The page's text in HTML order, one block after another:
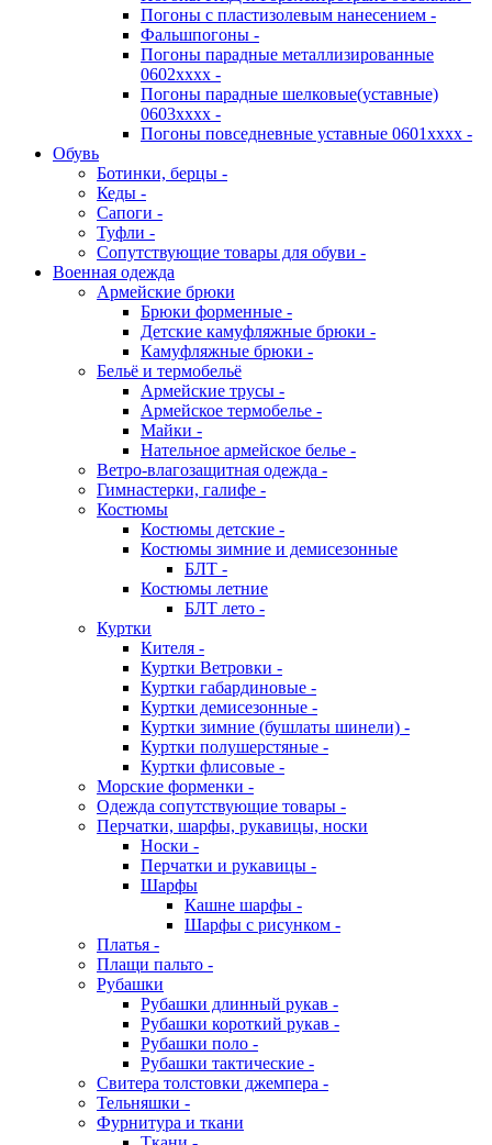
Погоны с пластизолевым нанесением -
Фальшпогоны -
Погоны парадные металлизированные
0602хххх -
Погоны парадные шелковые(уставные)
0603хххх -
Погоны повседневные уставные 0601хххх -
Обувь
Ботинки, берцы -
Кеды -
Сапоги -
Туфли -
Сопутствующие товары для обуви -
Военная одежда
Армейские брюки
Брюки форменные -
Детские камуфляжные брюки -
Камуфляжные брюки -
Бельё и термобельё
Армейские трусы -
Армейское термобелье -
Майки -
Нательное армейское белье -
Ветро-влагозащитная одежда -
Гимнастерки, галифе -
Костюмы
Костюмы детские -
Костюмы зимние и демисезонные
БЛТ -
Костюмы летние
БЛТ лето -
Куртки
Кителя -
Куртки Ветровки -
Куртки габардиновые -
Куртки демисезонные -
Куртки зимние (бушлаты шинели) -
Куртки полушерстяные -
Куртки флисовые -
Морские форменки -
Одежда сопутствующие товары -
Перчатки, шарфы, рукавицы, носки
Носки -
Перчатки и рукавицы -
Шарфы
Кашне шарфы -
Шарфы с рисунком -
Платья -
Плащи пальто -
Рубашки
Рубашки длинный рукав -
Рубашки короткий рукав -
Рубашки поло -
Рубашки тактические -
Свитера толстовки джемпера -
Тельняшки -
Фурнитура и ткани